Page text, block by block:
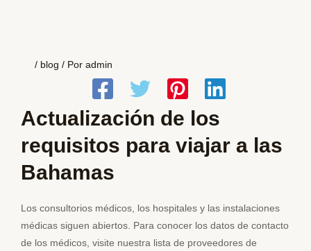
/ blog / Por admin
Actualización de los
requisitos para viajar a las
Bahamas
Los consultorios médicos, los hospitales y las instalaciones
médicas siguen abiertos. Para conocer los datos de contacto
de los médicos, visite nuestra lista de proveedores de